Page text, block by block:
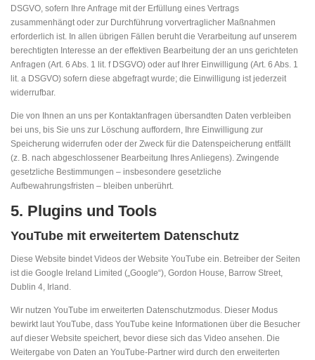
DSGVO, sofern Ihre Anfrage mit der Erfüllung eines Vertrags
zusammenhängt oder zur Durchführung vorvertraglicher Maßnahmen
erforderlich ist. In allen übrigen Fällen beruht die Verarbeitung auf unserem
berechtigten Interesse an der effektiven Bearbeitung der an uns gerichteten
Anfragen (Art. 6 Abs. 1 lit. f DSGVO) oder auf Ihrer Einwilligung (Art. 6 Abs. 1
lit. a DSGVO) sofern diese abgefragt wurde; die Einwilligung ist jederzeit
widerrufbar.
Die von Ihnen an uns per Kontaktanfragen übersandten Daten verbleiben
bei uns, bis Sie uns zur Löschung auffordern, Ihre Einwilligung zur
Speicherung widerrufen oder der Zweck für die Datenspeicherung entfällt
(z. B. nach abgeschlossener Bearbeitung Ihres Anliegens). Zwingende
gesetzliche Bestimmungen – insbesondere gesetzliche
Aufbewahrungsfristen – bleiben unberührt.
5. Plugins und Tools
YouTube mit erweitertem Datenschutz
Diese Website bindet Videos der Website YouTube ein. Betreiber der Seiten
ist die Google Ireland Limited („Google“), Gordon House, Barrow Street,
Dublin 4, Irland.
Wir nutzen YouTube im erweiterten Datenschutzmodus. Dieser Modus
bewirkt laut YouTube, dass YouTube keine Informationen über die Besucher
auf dieser Website speichert, bevor diese sich das Video ansehen. Die
Weitergabe von Daten an YouTube-Partner wird durch den erweiterten